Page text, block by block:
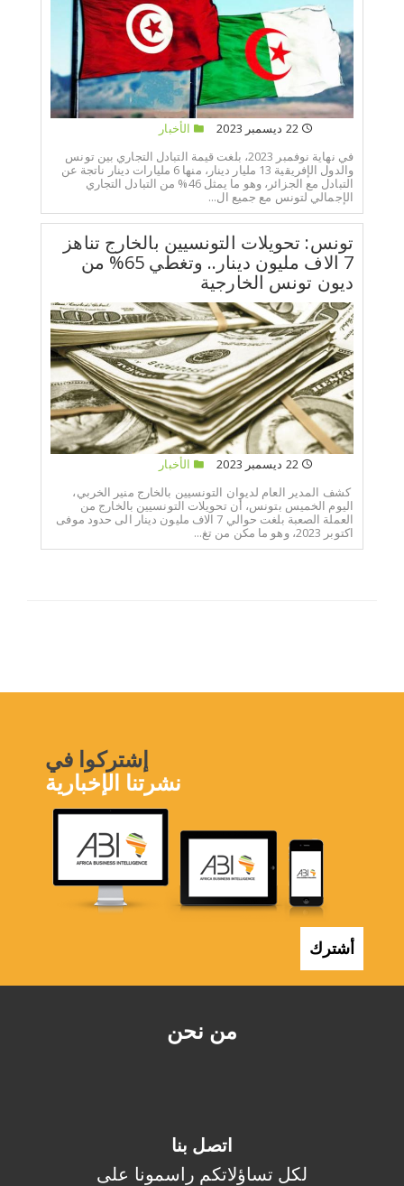
22 ديسمبر 2023
الأخبار
في نهاية نوفمبر 2023، بلغت قيمة التبادل التجاري بين تونس
والدول الإفريقية 13 مليار دينار، منها 6 مليارات دينار ناتجة عن
التبادل مع الجزائر، وهو ما يمثل 46% من التبادل التجاري
الإجمالي لتونس مع جميع ال...
تونس: تحويلات التونسيين بالخارج تناهز
7 الاف مليون دينار.. وتغطي 65% من
ديون تونس الخارجية
22 ديسمبر 2023
الأخبار
كشف المدير العام لديوان التونسيين بالخارج منير الخربي،
اليوم الخميس بتونس، أن تحويلات التونسيين بالخارج من
العملة الصعبة بلغت حوالي 7 الاف مليون دينار الى حدود موفى
اكتوبر 2023، وهو ما مكن من تغ...
من نحن
اتصل بنا
لكل تساؤلاتكم راسمونا على
إشتركوا في
نشرتنا الإخبارية
أشترك